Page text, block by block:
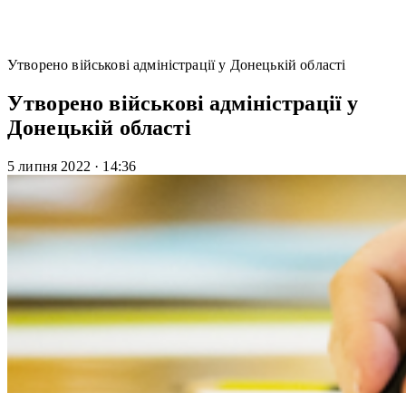
Утворено військові адміністрації у Донецькій області
Утворено військові адміністрації у
Донецькій області
5 липня 2022 · 14:36